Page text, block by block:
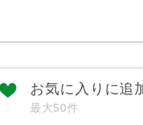
お気に入りに追
最大50件